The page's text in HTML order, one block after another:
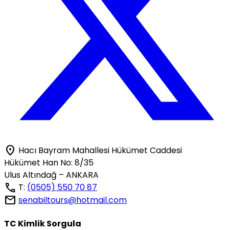
location_on Hacı Bayram Mahallesi Hükümet Caddesi
Hükümet Han No: 8/35
Ulus Altındağ – ANKARA
call T: (0505) 550 70 87
mail senabiltours@hotmail.com
TC Kimlik Sorgula